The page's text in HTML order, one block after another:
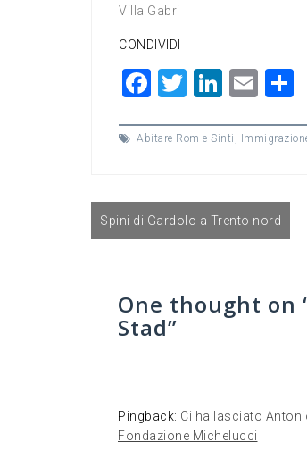
Villa Gabri
CONDIVIDI
F
c
b
o
T
tt
Li
ke
n
E
ai
Abitare Rom e Sinti ,
Navigazione
articoli
Spini di Gardolo a Trento nord
One thought on
Stad”
Pingback: Ci ha lasciato
Fondazione Michelucci